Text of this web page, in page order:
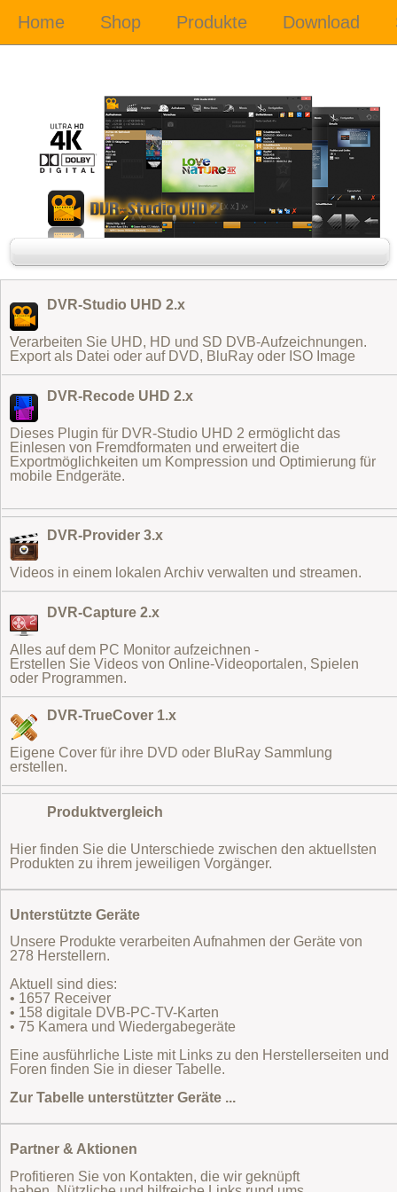
DVR-Studio UHD 2.x
Verarbeiten Sie UHD, HD und SD DVB-Aufzeichnungen.
Export als Datei oder auf DVD, BluRay oder ISO Image
DVR-Recode UHD 2.x
Dieses Plugin für DVR-Studio UHD 2 ermöglicht das
Einlesen von Fremdformaten und erweitert die
Exportmöglichkeiten um Kompression und Optimierung für
mobile Endgeräte.
DVR-Provider 3.x
Videos in einem lokalen Archiv verwalten und streamen.
DVR-Capture 2.x
Alles auf dem PC Monitor aufzeichnen -
Erstellen Sie Videos von Online-Videoportalen, Spielen
oder Programmen.
DVR-TrueCover 1.x
Eigene Cover für ihre DVD oder BluRay Sammlung
erstellen.
Produktvergleich
Hier finden Sie die Unterschiede zwischen den aktuellsten
Produkten zu ihrem jeweiligen Vorgänger.
Unterstützte Geräte
Unsere Produkte verarbeiten Aufnahmen der Geräte von
278 Herstellern.
Aktuell sind dies:
• 1657 Receiver
• 158 digitale DVB-PC-TV-Karten
• 75 Kamera und Wiedergabegeräte
Eine ausführliche Liste mit Links zu den Herstellerseiten und
Foren finden Sie in dieser Tabelle.
Zur Tabelle unterstützter Geräte ...
Partner & Aktionen
Profitieren Sie von Kontakten, die wir geknüpft